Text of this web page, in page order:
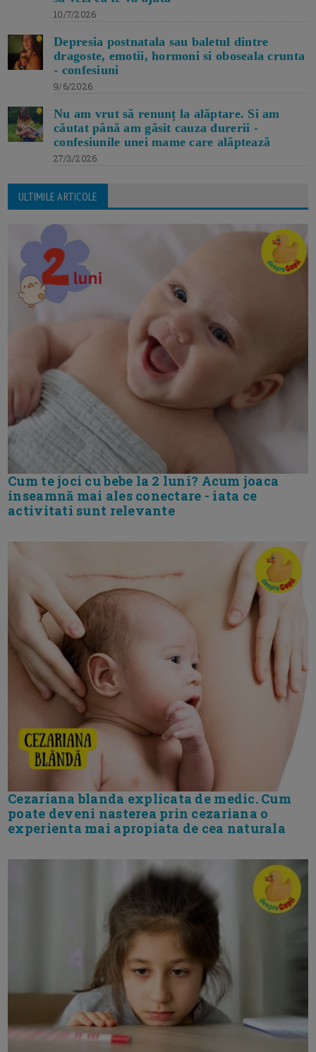
10/7/2026
Depresia postnatala sau baletul dintre
dragoste, emotii, hormoni si oboseala crunta
- confesiuni
9/6/2026
Nu am vrut să renunț la alăptare. Si am
căutat până am găsit cauza durerii -
confesiunile unei mame care alăptează
27/3/2026
ULTIMILE ARTICOLE
Cum te joci cu bebe la 2 luni? Acum joaca
inseamnă mai ales conectare - iata ce
activitati sunt relevante
Cezariana blanda explicata de medic. Cum
poate deveni nasterea prin cezariana o
experienta mai apropiata de cea naturala